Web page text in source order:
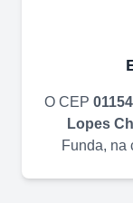
O CEP
Lopes
Funda, na